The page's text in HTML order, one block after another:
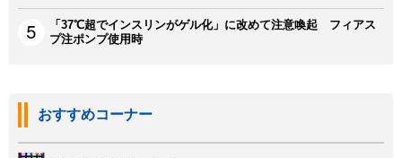
「37℃超でインスリンがゲル化」に改めて注意喚起 フィアス
プ注ポンプ使用時
おすすめコーナー